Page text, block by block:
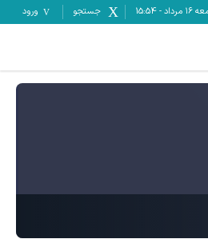
مرداد -
15:54 جستجو ورود